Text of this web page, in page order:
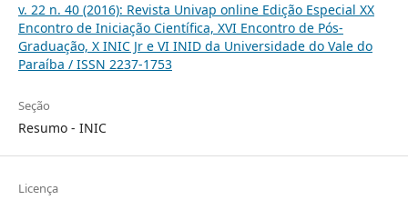
v. 22 n. 40 (2016): Revista Univap online Edição Especial XX
Encontro de Iniciação Científica, XVI Encontro de Pós-
Graduação, X INIC Jr e VI INID da Universidade do Vale do
Paraíba / ISSN 2237-1753
Seção
Resumo - INIC
Licença